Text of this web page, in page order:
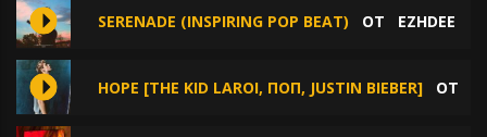
SERENADE (INSPIRING POP BEAT) ОТ EZHDEE
HOPE [THE KID LAROI, ПОП, JUSTIN BIEBER] ОТ